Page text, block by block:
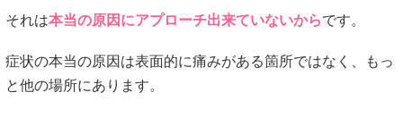
それは本当の原因にアプローチ出来ていないからです。
症状の本当の原因は表面的に痛みがある箇所ではなく、もっ
と他の場所にあります。